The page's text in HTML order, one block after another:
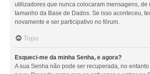
utilizadores que nunca colocaram mensagens, de
tamanho da Base de Dados. Se isso aconteceu,
novamente e ser participativo no fórum.
Topo
Esqueci-me da minha Senha, e agora?
A sua Senha não pode ser recuperada, no